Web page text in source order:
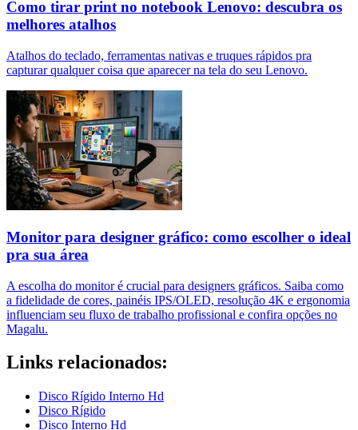
Como tirar print no notebook Lenovo: descubra os
melhores atalhos
Atalhos do teclado, ferramentas nativas e truques rápidos pra
capturar qualquer coisa que aparecer na tela do seu Lenovo.
Monitor para designer gráfico: como escolher o ideal
pra sua área
A escolha do monitor é crucial para designers gráficos. Saiba como
a fidelidade de cores, painéis IPS/OLED, resolução 4K e ergonomia
influenciam seu fluxo de trabalho profissional e confira opções no
Magalu.
Links relacionados:
Disco Rígido Interno Hd
Disco Rígido
Disco Interno Hd